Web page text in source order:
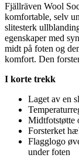
Fjällräven Wool
komfortable, selv
slitesterk ull
egenskaper med
midt på foten og
komfort. Den
I korte trekk
Laget av en
Tempe
Midtfotstøtte
Forsterket
Flagglogo
under foten